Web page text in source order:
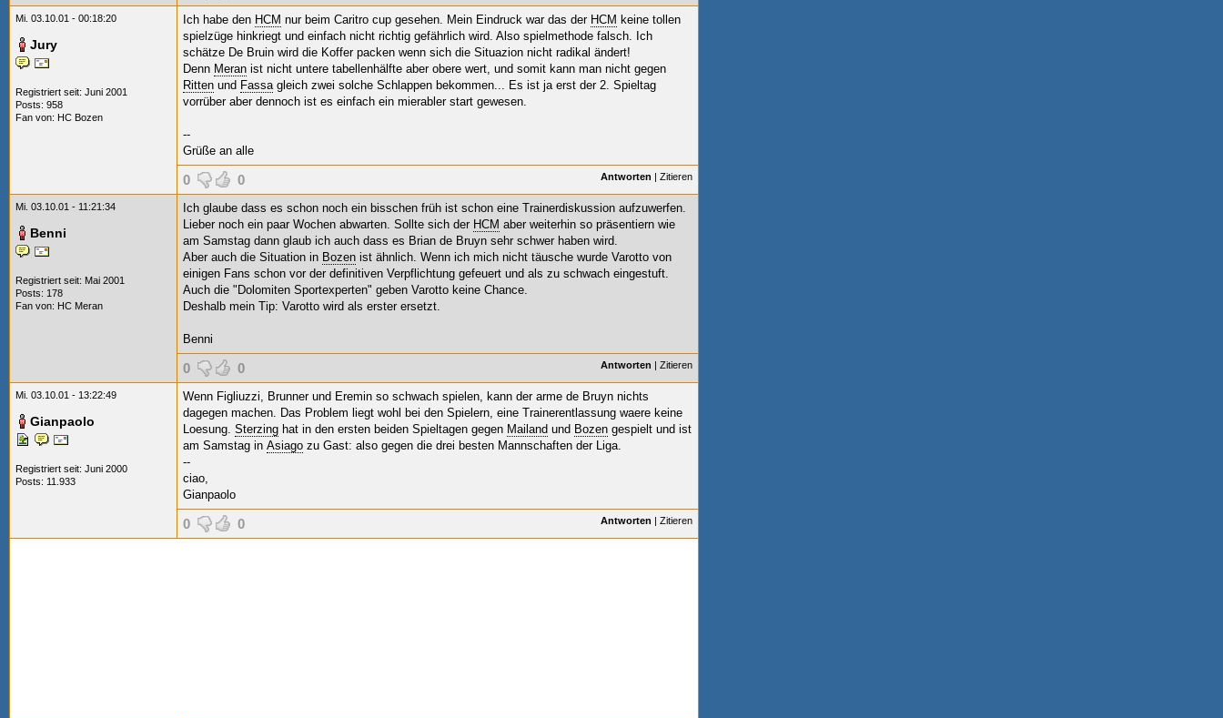
Mi. 03.10.01 - 00:18:20
Jury
Registriert seit: Juni 2001
Posts: 958
Fan von: HC Bozen
Ich habe den HCM nur beim Caritro cup gesehen. Mein Eindruck war das der HCM keine tollen
spielzüge hinkriegt und einfach nicht richtig gefährlich wird. Also spielmethode falsch. Ich
schätze De Bruin wird die Koffer packen wenn sich die Situazion nicht radikal ändert!
Denn Meran ist nicht untere tabellenhälfte aber obere wert, und somit kann man nicht gegen
Ritten und Fassagleich zwei solche Schlappen bekommen... Es ist ja erst der 2. Spieltag
vorrüber aber dennoch ist es einfach ein mierabler start gewesen.
--
Grüße an alle
0 0 Antworten | Zitieren
Mi. 03.10.01 - 11:21:34
Benni
Registriert seit: Mai 2001
Posts: 178
Fan von: HC Meran
Ich glaube dass es schon noch ein bisschen früh ist schon eine Trainerdiskussion aufzuwerfen.
Lieber noch ein paar Wochen abwarten. Sollte sich der HCM aber weiterhin so präsentiern wie
am Samstag dann glaub ich auch dass es Brian de Bruyn sehr schwer haben wird.
Aber auch die Situation in Bozen ist ähnlich. Wenn ich mich nicht täusche wurde Varotto von
einigen Fans schon vor der definitiven Verpflichtung gefeuert und als zu schwach eingestuft.
Auch die "Dolomiten Sportexperten" geben Varotto keine Chance.
Deshalb mein Tip: Varotto wird als erster ersetzt.
Benni
0 0 Antworten | Zitieren
Mi. 03.10.01 - 13:22:49
Gianpaolo
Registriert seit: Juni 2000
Posts: 11.933
Wenn Figliuzzi, Brunner und Eremin so schwach spielen, kann der arme de Bruyn nichts
dagegen machen. Das Problem liegt wohl bei den Spielern, eine Trainerentlassung waere keine
Loesung. Sterzing hat in den ersten beiden Spieltagen gegen Mailand und Bozen gespielt und ist
am Samstag in Asiago zu Gast: also gegen die drei besten Mannschaften der Liga.
--
ciao,
Gianpaolo
0 0 Antworten | Zitieren